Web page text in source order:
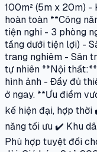
100m² (5m x 20m) -
hoàn toàn **Công
tiện nghi - 3 phòng
tầng dưới tiện lợi) -
trang nghiêm - Sân
tự nhiên **Nội
hình ảnh - Đầy đủ
ở ngay. **Ưu điểm
kế hiện đại, hợp thời
năng tối ưu ✔️ Khu
Phù hợp tuyệt đối